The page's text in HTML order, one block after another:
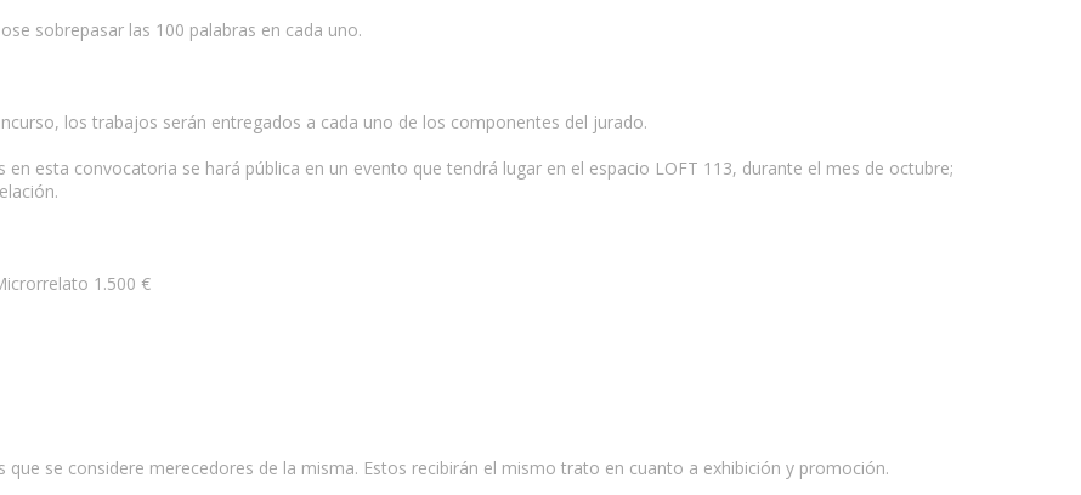
sobrepasar las 100 palabras en cada uno.
los trabajos serán entregados a cada uno de los componentes del jurado.
esta convocatoria se hará pública en un evento que tendrá lugar en el espacio LOFT 113, durante el mes de octubre;
1.500 €
se considere merecedores de la misma. Estos recibirán el mismo trato en cuanto a exhibición y promoción.